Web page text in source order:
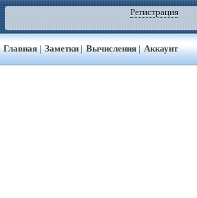
Регистрация
Главная | Заметки | Вычисления | Аккаунт